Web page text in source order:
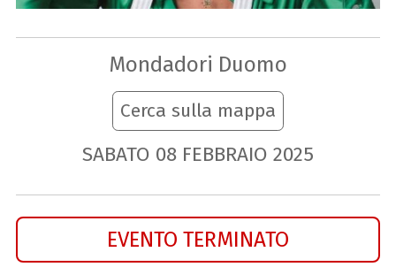
Mondadori Duomo
Cerca sulla mappa
SABATO 08 FEBBRAIO 2025
EVENTO TERMINATO